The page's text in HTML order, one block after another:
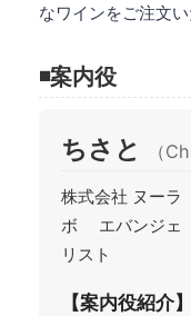
なワインをご注文
◾案内役
ちさと （
株式会社 ヌーラ
ボ エバンジェ
リスト
【案内役紹介】